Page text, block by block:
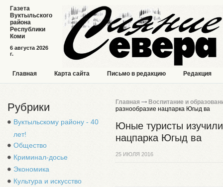
6 августа 2026
г.
Газета
Вуктыльского
района
Республики
Коми
Главная Карта сайта Письмо в редакцию Редакция
Рубрики
Вуктыльскому району - 40
лет!
Общество
Криминал-досье
Экономика
Культура и искусство
Главная
Воспитание и
разнообразие нацпарка Югыд ва
Юные туристы
нацпарка Югыд ва
25 ИЮЛЯ 2016